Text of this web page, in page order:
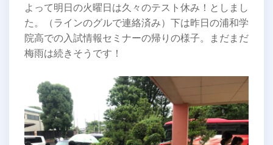
よって明日の火曜日は久々のテスト休み！としまし
た。（ラインのグルで連絡済み）下は昨日の浦和学
院高での入試情報セミナーの帰りの様子。まだまだ
梅雨は続きそうです！